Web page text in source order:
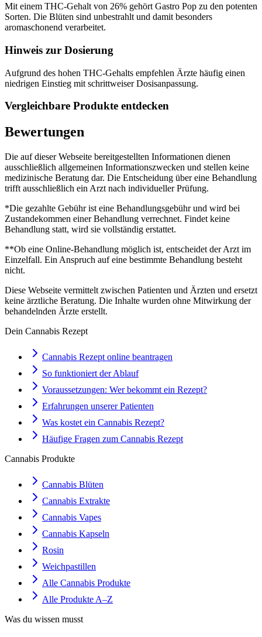
Mit einem THC-Gehalt von 26% gehört Gastro Pop zu den potenten
Sorten. Die Blüten sind unbestrahlt und damit besonders
aromaschonend verarbeitet.
Hinweis zur Dosierung
Aufgrund des hohen THC-Gehalts empfehlen Ärzte häufig einen
niedrigen Einstieg mit schrittweiser Dosisanpassung.
Vergleichbare Produkte entdecken
Bewertungen
Die auf dieser Webseite bereitgestellten Informationen dienen
ausschließlich allgemeinen Informationszwecken und stellen keine
medizinische Beratung dar. Die Entscheidung über eine Behandlung
trifft ausschließlich ein Arzt nach individueller Prüfung.
*Die gezahlte Gebühr ist eine Behandlungsgebühr und wird bei
Zustandekommen einer Behandlung verrechnet. Findet keine
Behandlung statt, wird sie vollständig erstattet.
**Ob eine Online-Behandlung möglich ist, entscheidet der Arzt im
Einzelfall. Ein Anspruch auf eine bestimmte Behandlung besteht
nicht.
Diese Webseite vermittelt zwischen Patienten und Ärzten und ersetzt
keine ärztliche Beratung. Die Inhalte wurden ohne Mitwirkung der
behandelnden Ärzte erstellt.
Dein Cannabis Rezept
Cannabis Rezept online beantragen
So funktioniert der Ablauf
Voraussetzungen: Wer bekommt ein Rezept?
Erfahrungen unserer Patienten
Was kostet ein Cannabis Rezept?
Häufige Fragen zum Cannabis Rezept
Cannabis Produkte
Cannabis Blüten
Cannabis Extrakte
Cannabis Vapes
Cannabis Kapseln
Rosin
Weichpastillen
Alle Cannabis Produkte
Alle Produkte A–Z
Was du wissen musst